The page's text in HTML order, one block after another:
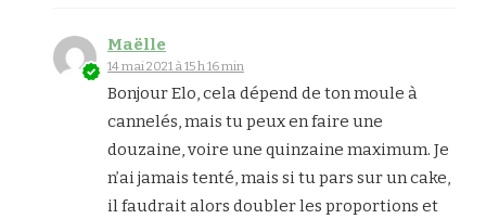
Maëlle
14 mai 2021 à 15 h 16 min
Bonjour Elo, cela dépend de ton moule à
cannelés, mais tu peux en faire une
douzaine, voire une quinzaine maximum. Je
n’ai jamais tenté, mais si tu pars sur un cake,
il faudrait alors doubler les proportions et